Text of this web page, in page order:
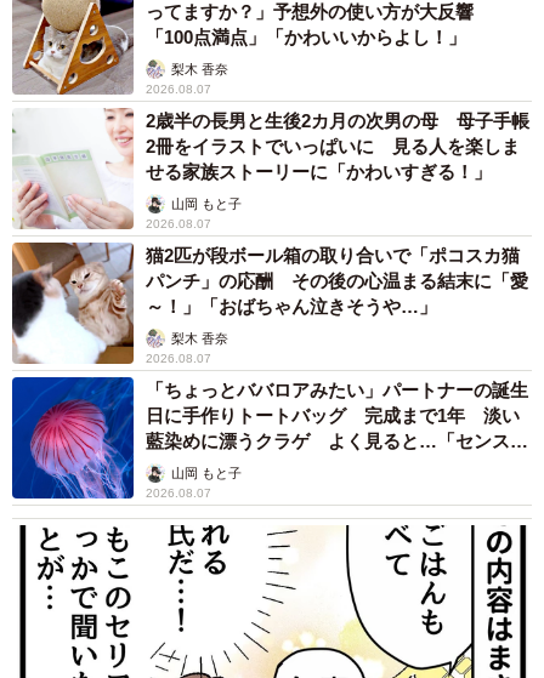
ってますか？」予想外の使い方が大反響
「100点満点」「かわいいからよし！」
梨木 香奈
2026.08.07
2歳半の長男と生後2カ月の次男の母 母子手帳
2冊をイラストでいっぱいに 見る人を楽しま
せる家族ストーリーに「かわいすぎる！」
山岡 もと子
2026.08.07
猫2匹が段ボール箱の取り合いで「ポコスカ猫
パンチ」の応酬 その後の心温まる結末に「愛
～！」「おばちゃん泣きそうや…」
梨木 香奈
2026.08.07
「ちょっとババロアみたい」パートナーの誕生
日に手作りトートバッグ 完成まで1年 淡い
藍染めに漂うクラゲ よく見ると…「センスす
ごい」山岡 もと子
2026.08.07